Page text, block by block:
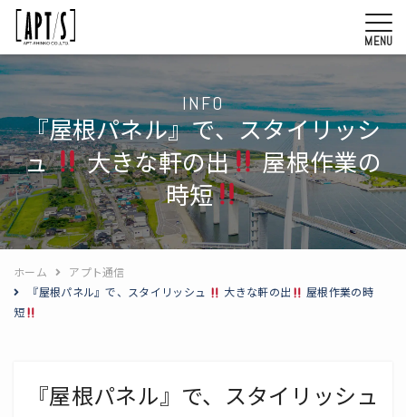
MENU
INFO
『屋根パネル』で、スタイリッシ
ュ
大きな軒の出
屋根作業の
時短
ホーム
アプト通信
『屋根パネル』で、スタイリッシュ
大きな軒の出
屋根作業の時
短
『屋根パネル』で、スタイリッシュ